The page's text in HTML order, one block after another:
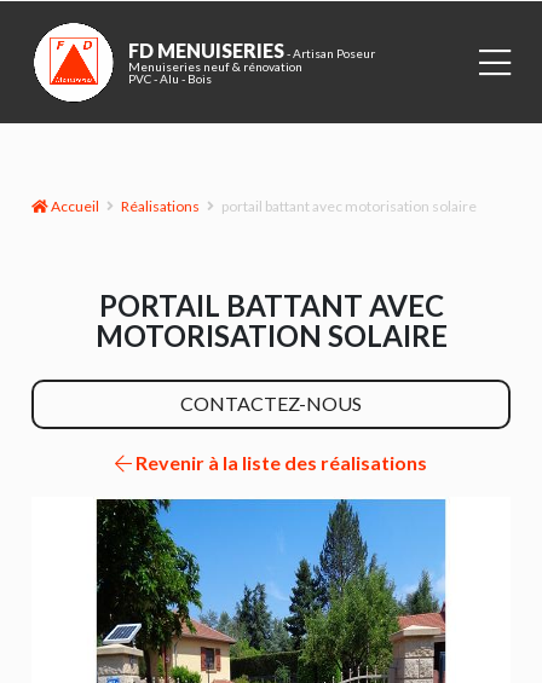
FD MENUISERIES- Artisan Poseur
Menuiseries neuf & rénovation
PVC - Alu - Bois
Accueil Réalisations portail battant avec motorisation solaire
PORTAIL BATTANT AVEC
MOTORISATION SOLAIRE
CONTACTEZ-NOUS
Revenir à la liste des réalisations